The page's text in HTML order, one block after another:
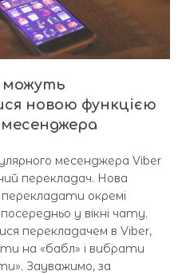
можуть
новою функцією
месенджера Viber
перекладач. Нова
перекладати окремі
у вікні чату.
перекладачем в Viber,
на «бабл» і вибрати
Зауважимо, за